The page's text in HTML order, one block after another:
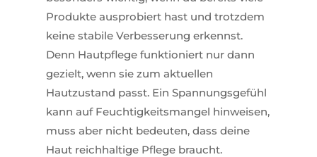
Produkte ausprobiert hast und trotzdem
keine stabile Verbesserung erkennst.
Denn Hautpflege funktioniert nur dann
gezielt, wenn sie zum aktuellen
Hautzustand passt. Ein Spannungsgefühl
kann auf Feuchtigkeitsmangel hinweisen,
muss aber nicht bedeuten, dass deine
Haut reichhaltige Pflege braucht.